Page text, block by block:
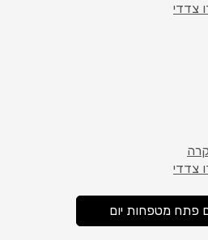
צדדי
צדדי
פתח מטפחות יום